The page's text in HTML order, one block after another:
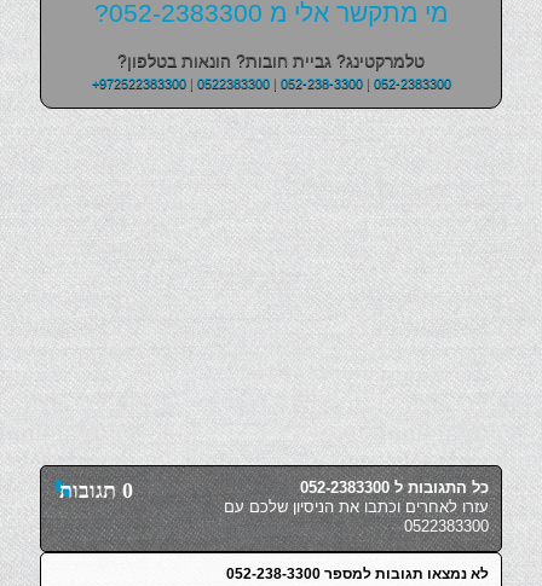
מי מתקשר אלי מ 052-2383300?
טלמרקטינג? גביית חובות? הונאות בטלפון?
+972522383300| 0522383300| 052-238-3300| 052-2383300
0 תגובות
כל התגובות ל 052-2383300
עזרו לאחרים וכתבו את הניסיון שלכם עם
0522383300
לא נמצאו תגובות למספר 052-238-3300